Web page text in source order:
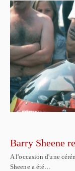
Barry Sheene
A l'occasion d'une
Sheene a été…